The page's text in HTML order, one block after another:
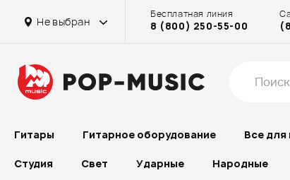
Не выбран
Бесплатная линия
8 (800) 250-55-00
Гитары Гитарное оборудование Все для
Студия Свет Ударные Народные